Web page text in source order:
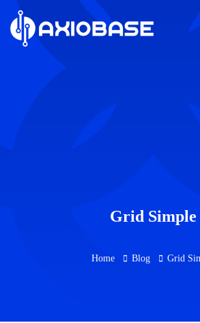
Grid Simple
Home Blog Grid